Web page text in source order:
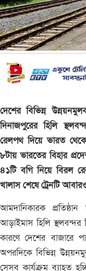
দেশের বিভিন্ন
দিনাজপুরের হিলি
রেলপথ দিয়ে ভারত
৮টায় ভারতের বিহার
৪১টি বগি নিয়ে বিরল
খালাস শেষে ট্রেনটি
আমদানিকারক
আড়াইমাস হিলি স্থলবন্দর
কারণে দেশের বাজারে
অপরদিকে বিভিন্ন
সেসব কার্যক্রম ব্যাহত